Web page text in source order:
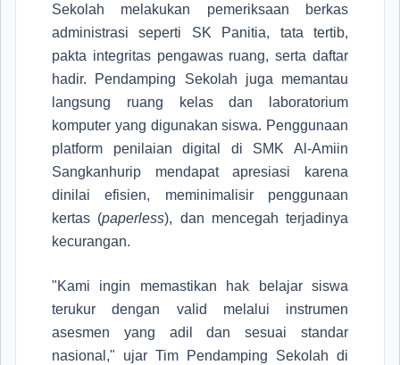
Sekolah melakukan pemeriksaan berkas
administrasi seperti SK Panitia, tata tertib,
pakta integritas pengawas ruang, serta daftar
hadir. Pendamping Sekolah juga memantau
langsung ruang kelas dan laboratorium
komputer yang digunakan siswa. Penggunaan
platform penilaian digital di SMK Al-Amiin
Sangkanhurip mendapat apresiasi karena
dinilai efisien, meminimalisir penggunaan
kertas (paperless), dan mencegah terjadinya
kecurangan.
"Kami ingin memastikan hak belajar siswa
terukur dengan valid melalui instrumen
asesmen yang adil dan sesuai standar
nasional," ujar Tim Pendamping Sekolah di